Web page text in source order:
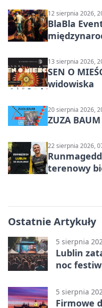
12 sierpnia 2026,
BlaBla
13 sierpnia 2026,
SEN O
widowiska
20 sierpnia 2026,
ZUZA
22 sierpnia 2026,
terenowy
Ostatnie Artykuły
5 sierpnia
Lublin
noc
5 sierpnia
Firmowe